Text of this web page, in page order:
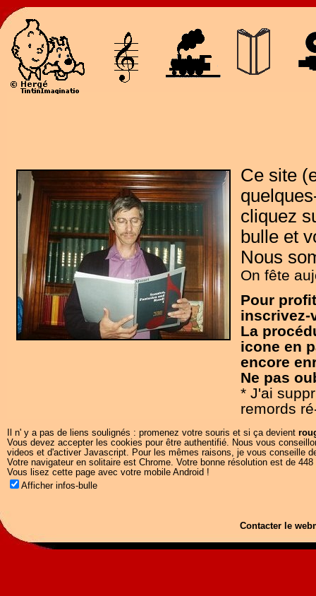
Ce site
cliquez
bulle et
Nous
On fête
Pour
inscrivez-
La
icone en
encore
Ne pas
* J'ai
remords
Il n' y a pas de liens soulignés : promenez votre souris et si ça devient
Vous devez accepter les cookies pour être authentifié. Nous vous
videos et d'activer Javascript. Pour les mêmes raisons, je vous conseille
Votre navigateur en solitaire est Chrome. Votre bonne résolution est de
Vous lisez cette page avec votre mobile Android !
Afficher infos-bulle
Contacter le